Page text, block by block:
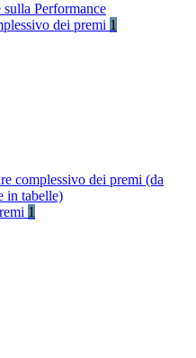
sulla Performance
dei premi 1
complessivo dei premi (da
in tabelle)
1